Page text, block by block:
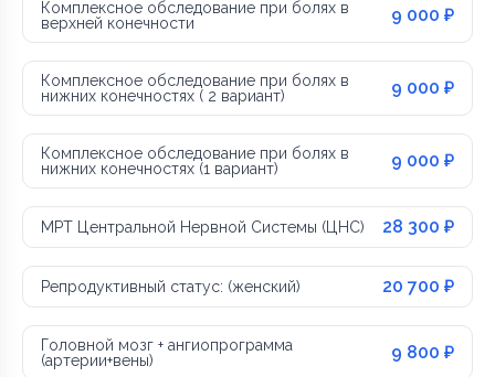
Комплексное обследование при болях в
верхней конечности
9 000 ₽
Комплексное обследование при болях в
нижних конечностях ( 2 вариант)
9 000 ₽
Комплексное обследование при болях в
нижних конечностях (1 вариант)
9 000 ₽
МРТ Центральной Нервной Системы (ЦНС) 28 300 ₽
Репродуктивный статус: (женский) 20 700 ₽
Головной мозг + ангиопрограмма
(артерии+вены)
9 800 ₽